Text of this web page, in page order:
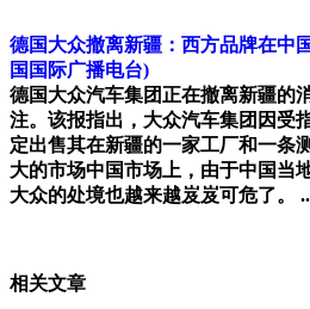
德国大众撤离新疆：西方品牌在中
国国际广播电台)
德国大众汽车集团正在撤离新疆的
注。该报指出，大众汽车集团因受
定出售其在新疆的一家工厂和一条
大的市场中国市场上，由于中国当
大众的处境也越来越岌岌可危了。
相关文章